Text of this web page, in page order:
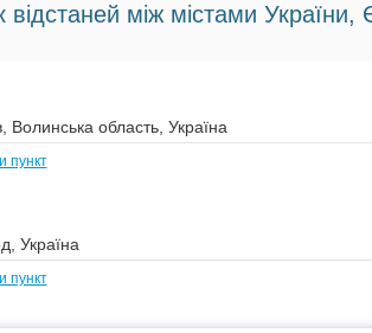
відстаней між містами України,
пункт
пункт